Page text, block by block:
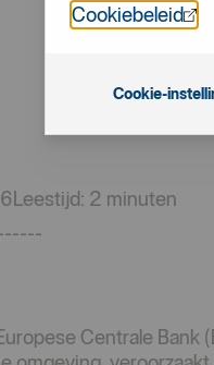
Cookiebeleid
Cookie-
2 minuten
Centrale